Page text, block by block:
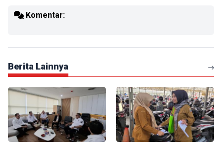
Komentar:
Berita Lainnya